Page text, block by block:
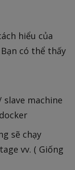
hiểu của
Bạn có thể thấy
machine
sẽ chạy
vv. ( Giống